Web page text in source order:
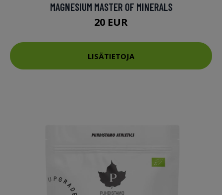
MAGNESIUM MASTER OF MINERALS
20 EUR
LISÄTIETOJA